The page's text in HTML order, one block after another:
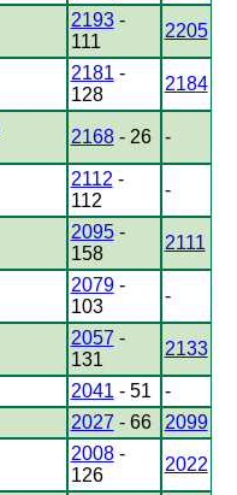
2193-
111
2205
2181 -
128
2184
2168- 26 -
2112 -
112
-
2095-
158
2111
2079-
103
-
2057 -
131
2133
2041 - 51
-
2027 - 66 2099
2008-
126
2022